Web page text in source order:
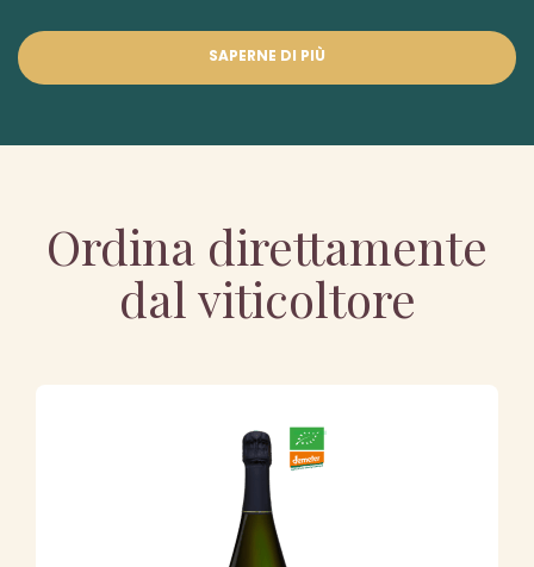
SAPERNE DI PIÙ
Ordina direttamente
dal viticoltore